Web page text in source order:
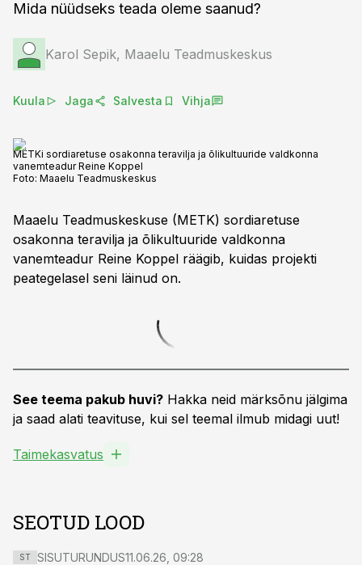
Mida nüüdseks teada oleme saanud?
Karol Sepik, Maaelu Teadmuskeskus
Kuula Jaga Salvesta Vihja
METKi sordiaretuse osakonna teravilja ja õlikultuuride valdkonna
vanemteadur Reine Koppel
Foto: Maaelu Teadmuskeskus
Maaelu Teadmuskeskuse (METK) sordiaretuse
osakonna teravilja ja õlikultuuride valdkonna
vanemteadur Reine Koppel räägib, kuidas projekti
peategelasel seni läinud on.
See teema pakub huvi? Hakka neid märksõnu jälgima
ja saad alati teavituse, kui sel teemal ilmub midagi uut!
Taimekasvatus
SEOTUD LOOD
ST SISUTURUNDUS11.06.26, 09:28